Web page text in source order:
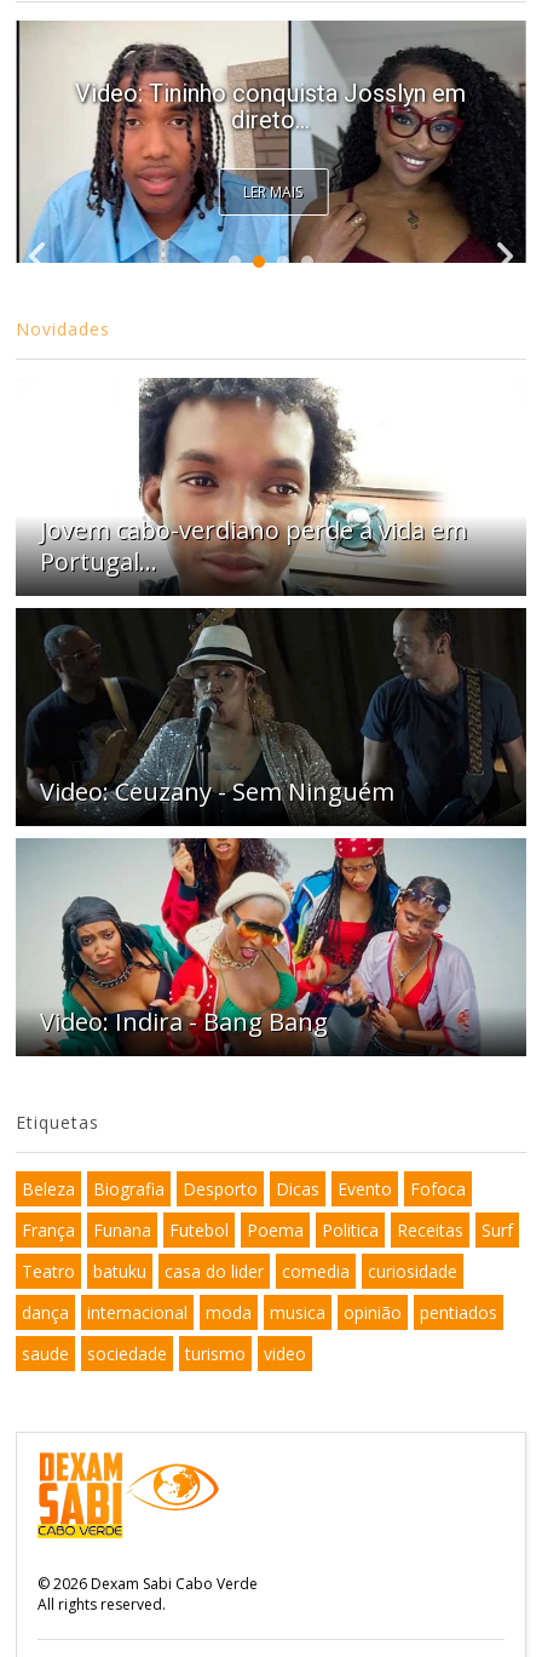
Video: Tininho conquista Josslyn em
direto...
LER MAIS
Novidades
Jovem cabo-verdiano perde a vida em
Portugal...
Video: Ceuzany - Sem Ninguém
Video: Indira - Bang Bang
Etiquetas
Beleza Biografia Desporto Dicas Evento
Fofoca
França
Funana Futebol Poema Politica Receitas
Surf
Teatro
batuku casa do lider comedia
curiosidade
dança
internacional moda musica opinião
pentiados
saude
sociedade turismo video
©2026Dexam Sabi Cabo Verde
All rights reserved.